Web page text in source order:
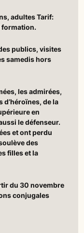
adultes Tarif:
formation.
publics, visites
samedis hors
les admirées,
d’héroïnes, de la
en
le défenseur.
et ont perdu
des
filles et la
du 30 novembre
conjugales